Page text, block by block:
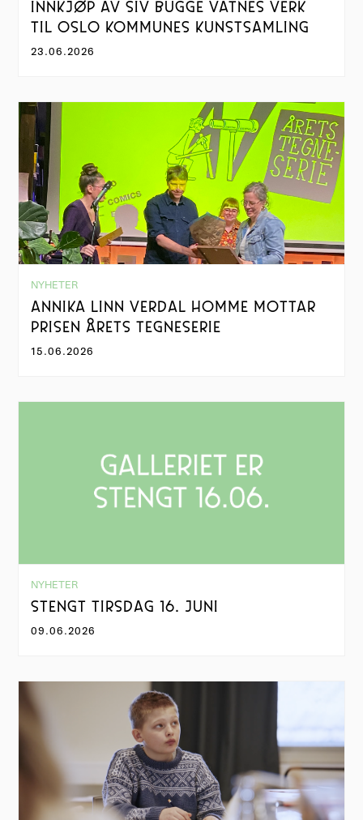
INNKJØP AV SIV BUGGE VATNES VERK
TIL OSLO KOMMUNES KUNSTSAMLING
23.06.2026
NYHETER
ANNIKA LINN VERDAL HOMME MOTTAR
PRISEN ÅRETS TEGNESERIE
15.06.2026
NYHETER
STENGT TIRSDAG 16. JUNI
09.06.2026